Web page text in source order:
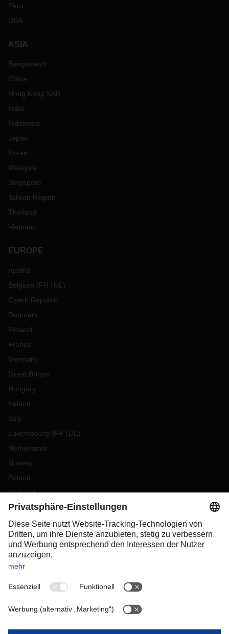
Peru
USA
ASIA
Bangladesh
China
Hong Kong SAR
India
Indonesia
Japan
Korea
Malaysia
Singapore
Taiwan Region
Thailand
Vietnam
EUROPE
Austria
Belgium (FR NL )
Czech Republic
Denmark
Finland
France
Germany
Great Britain
Hungary
Ireland
Italy
Luxembourg (FR DE)
Netherlands
Norway
Poland
Portugal
Romania
Slovakia
Spain
Sweden
Switzerland
OCEANIA